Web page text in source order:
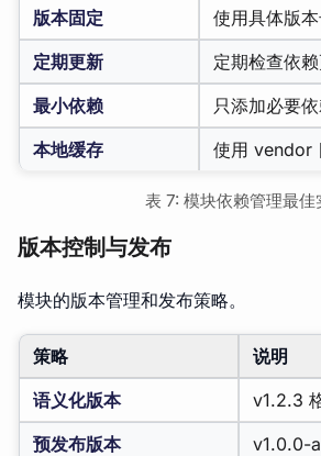
版本固定
使用具体版
定期更新
定期检查依
最小依赖
只添加必要
本地缓存
使用 vendor
表 7: 模块依赖管理最佳
版本控制与发布
模块的版本管理和发布策略。
策略 说明
语义化版本
v1.2.3
预发布版本
v1.0.0-